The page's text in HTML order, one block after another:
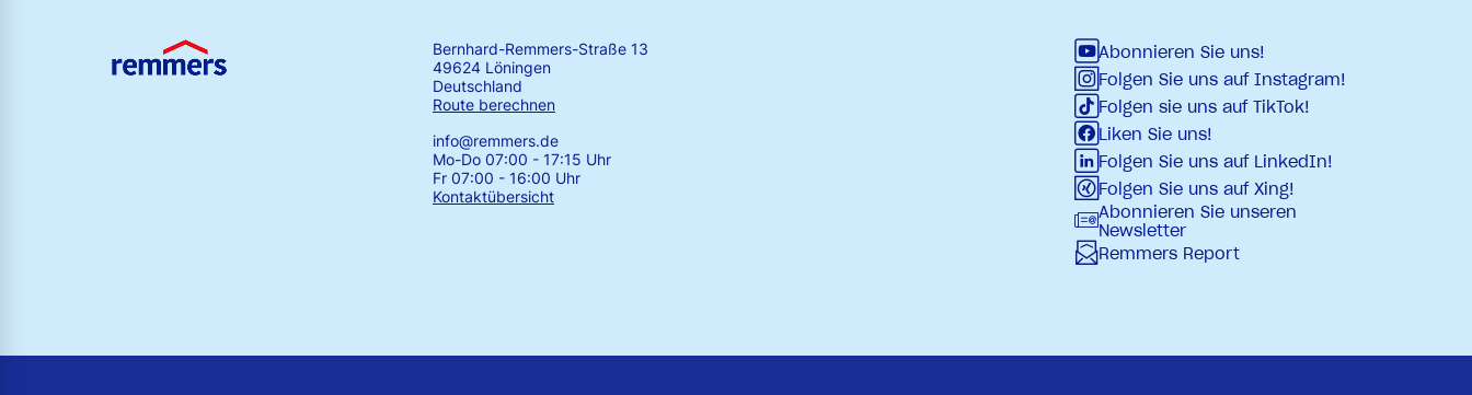
Bernhard-Remmers-Straße 13
49624 Löningen
Deutschland
Route berechnen
info@remmers.de
Mo-Do 07:00 - 17:15 Uhr
Fr 07:00 - 16:00 Uhr
Kontaktübersicht
Abonnieren Sie uns!
Folgen Sie uns auf Instagram!
Folgen sie uns auf TikTok!
Liken Sie uns!
Folgen Sie uns auf LinkedIn!
Folgen Sie uns auf Xing!
Abonnieren Sie unseren
Newsletter
Remmers Report